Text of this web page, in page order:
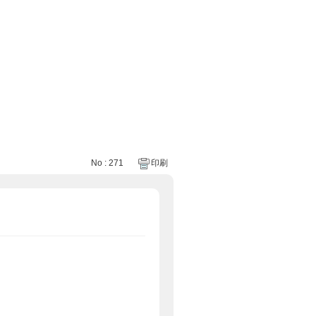
No : 271 印刷